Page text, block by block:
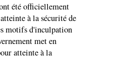
été officiellement
à la sécurité de
motifs d'inculpation
met en
atteinte à la